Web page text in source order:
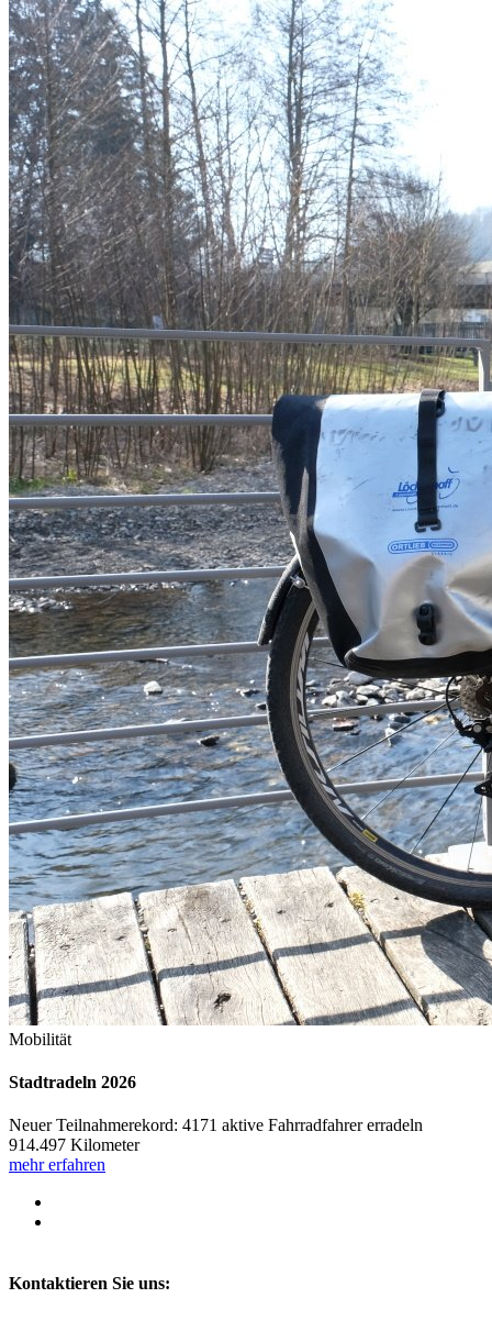
Mobilität
Stadtradeln 2026
Neuer Teilnahmerekord: 4171 aktive Fahrradfahrer erradeln
914.497 Kilometer
mehr erfahren
Kontaktieren Sie uns: